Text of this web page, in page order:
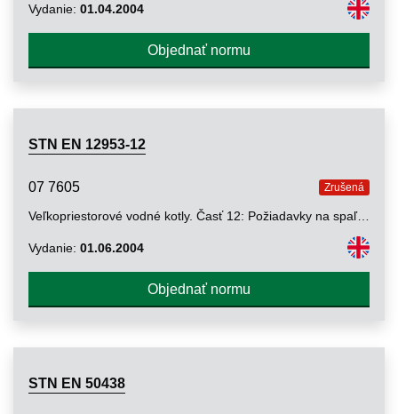
Vydanie: 01.04.2004
Objednať normu
STN EN 12953-12
07 7605 Zrušená
Veľkopriestorové vodné kotly. Časť 12: Požiadavky na spaľovacie systémy kotlov na pevné palivá
Vydanie: 01.06.2004
Objednať normu
STN EN 50438